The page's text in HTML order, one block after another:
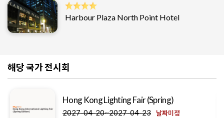
Harbour Plaza North Point Hotel
해당 국가 전시회
Hong Kong Lighting Fair (Spring)
2027-04-20~2027-04-23 날짜미정